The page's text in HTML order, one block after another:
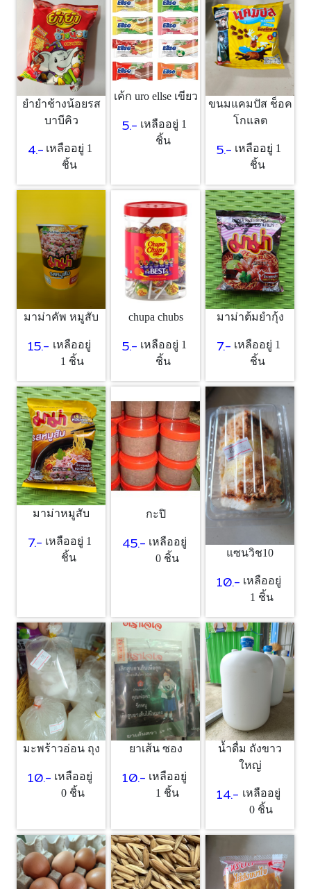
ยำยำช้างน้อยรส
บาบีคิว
4.- เหลืออยู่ 1
ชิ้น
เค้ก uro ellse เขียว
5.- เหลืออยู่ 1
ชิ้น
ขนมแคมปัส ช็อค
โกแลต
5.- เหลืออยู่ 1
ชิ้น
มาม่าคัพ หมูสับ
15.- เหลืออยู่
1 ชิ้น
chupa chubs
5.- เหลืออยู่ 1
ชิ้น
มาม่าต้มยำกุ้ง
7.- เหลืออยู่ 1
ชิ้น
มาม่าหมูสับ
7.- เหลืออยู่ 1
ชิ้น
กะปิ
45.- เหลืออยู่
0 ชิ้น
แซนวิช10
10.- เหลืออยู่
1 ชิ้น
มะพร้าวอ่อน ถุง
10.- เหลืออยู่
0 ชิ้น
ยาเส้น ซอง
10.- เหลืออยู่
1 ชิ้น
น้ำดื่ม ถังขาว
ใหญ่
14.- เหลืออยู่
0 ชิ้น